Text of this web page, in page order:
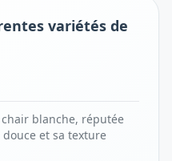
variétés de
blanche, réputée
et sa texture